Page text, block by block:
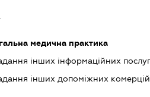
медична практика
інших інформаційних послуг,
інших допоміжних